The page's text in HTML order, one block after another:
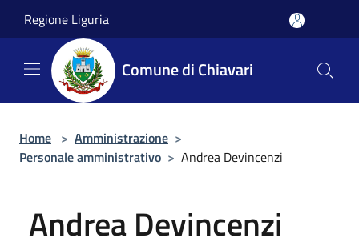
Regione Liguria
Comune di Chiavari
Home > Amministrazione >
Personale amministrativo > Andrea Devincenzi
Andrea Devincenzi